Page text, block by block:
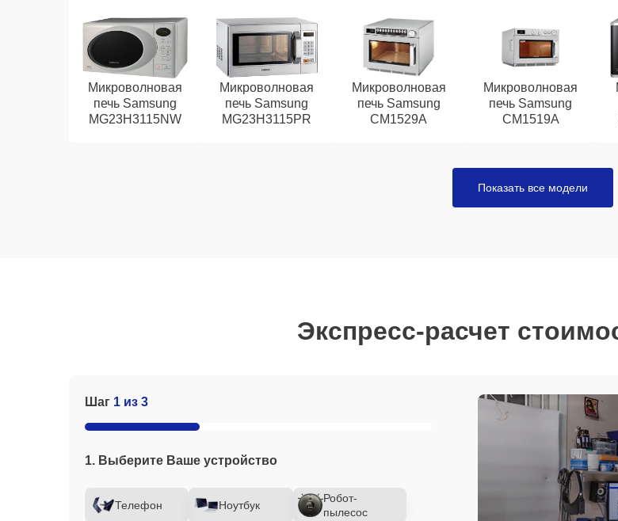
Микроволновая
печь Samsung
MG23H3115NW
Микроволновая
печь Samsung
MG23H3115PR
Микроволновая
печь Samsung
CM1529A
Микроволновая
печь Samsung
CM1519A
Показать все модели
Экспресс-расчет
Шаг 1 из 3
1. Выберите Ваше устройство
Телефон Ноутбук
Робот-
пылесос